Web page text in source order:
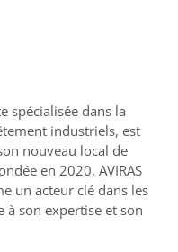
spécialisée dans la
industriels, est
nouveau local de
en 2020, AVIRAS
un acteur clé dans les
à son expertise et son